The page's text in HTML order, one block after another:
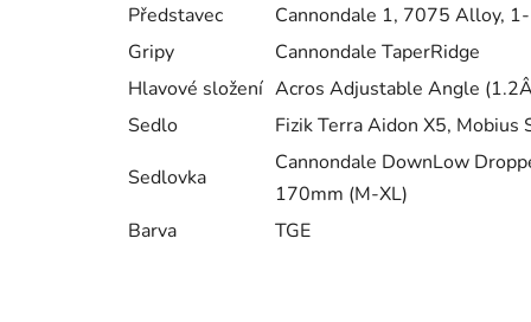
Představec
Cannondale 1, 7075 Alloy,
Gripy
Cannondale TaperRidge
Hlavové složení Acros Adjustable Angle
Sedlo
Fizik Terra Aidon X5, Mobius
Sedlovka
Cannondale DownLow
170mm (M-XL)
Barva
TGE